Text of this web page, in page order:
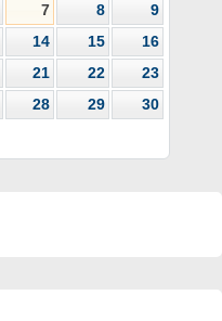
7 8
9
14 15
16
21 22
23
28 29
30